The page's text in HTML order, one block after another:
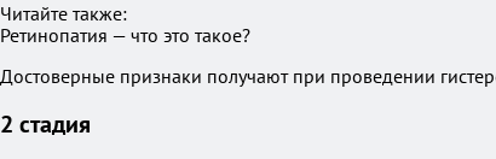
Читайте также:
Ретинопатия — что это такое?
Достоверные признаки получают при проведении
2 стадия